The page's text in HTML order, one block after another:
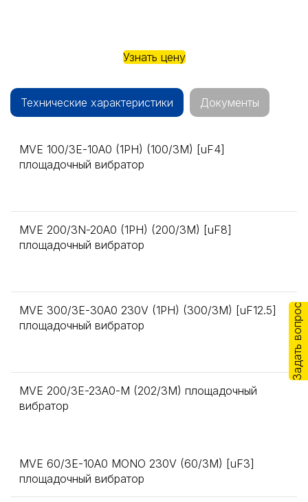
Узнать цену
Технические характеристики Документы
MVE 100/3E-10A0 (1PH) (100/3M) [uF4]
площадочный вибратор
MVE 200/3N-20A0 (1PH) (200/3M) [uF8]
площадочный вибратор
MVE 300/3E-30A0 230V (1PH) (300/3M) [uF12.5]
площадочный вибратор
MVE 200/3E-23A0-M (202/3M) площадочный
вибратор
MVE 60/3E-10A0 MONO 230V (60/3M) [uF3]
площадочный вибратор
Задать вопрос